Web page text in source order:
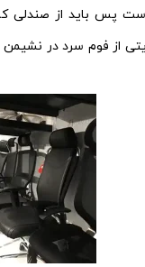
پس باید از صندلی که
از فوم سرد در